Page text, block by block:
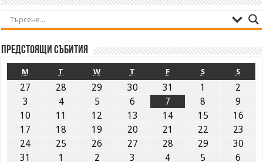
Предстоящи събития
M T W T F S S
27 28 29 30 31 1
2
3
4 5 6 7 8
9
10
11 12 13 14 15
16
17
18 19 20 21 22
23
24
25 26 27 28 29
30
31
1 2 3 4 5 6